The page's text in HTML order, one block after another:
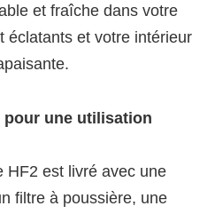
et fraîche dans votre
éclatants et votre intérieur
une utilisation
HF2 est livré avec une
filtre à poussière, une